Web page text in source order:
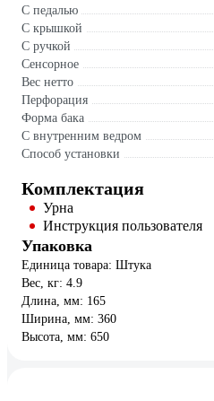
С педалью
С крышкой
С ручкой
Сенсорное
Вес нетто
Перфорация
Форма бака
С внутренним ведром
Способ установки
Комплектация
Урна
Инструкция пользователя
Упаковка
Единица товара: Штука
Вес, кг: 4.9
Длина, мм: 165
Ширина, мм: 360
Высота, мм: 650